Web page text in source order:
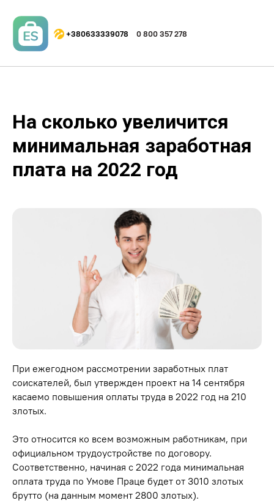
0 800 357 278
+380633339078
На сколько увеличится
минимальная заработная
плата на 2022 год
При ежегодном рассмотрении заработных плат
соискателей, был утвержден проект на 14 сентября
касаемо повышения оплаты труда в 2022 год на 210
злотых.
Это относится ко всем возможным работникам, при
официальном трудоустройстве по договору.
Соответственно, начиная с 2022 года минимальная
оплата труда по Умове Праце будет от 3010 злотых
брутто (на данным момент 2800 злотых).